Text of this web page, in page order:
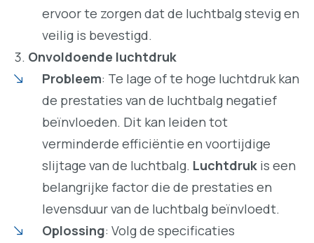
ervoor te zorgen dat de luchtbalg stevig en
veilig is bevestigd.
Onvoldoende luchtdruk
Probleem: Te lage of te hoge luchtdruk kan
de prestaties van de luchtbalg negatief
beïnvloeden. Dit kan leiden tot
verminderde efficiëntie en voortijdige
slijtage van de luchtbalg. Luchtdrukis een
belangrijke factor die de prestaties en
levensduur van de luchtbalg beïnvloedt.
Oplossing: Volg de specificaties